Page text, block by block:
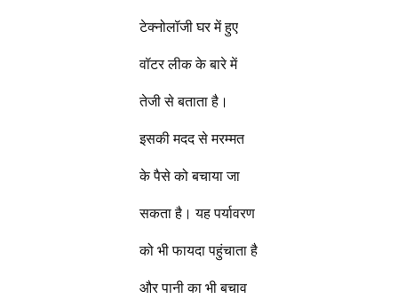
टेक्नोलॉजी घर में हुए
वॉटर लीक के बारे में
तेजी से बताता है।
इसकी मदद से मरम्मत
के पैसे को बचाया जा
सकता है। यह पर्यावरण
को भी फायदा पहुंचाता है
और पानी का भी बचाव